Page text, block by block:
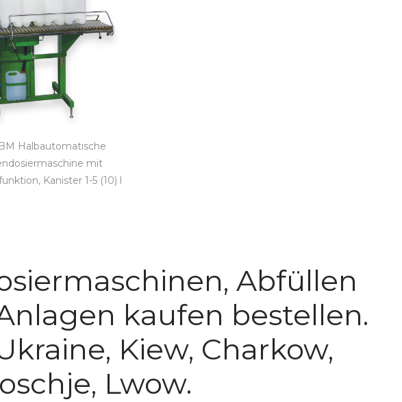
Halbautomatische
mit
Kanister 1-5 (10) l
Abfüllen
kaufen bestellen.
Kiew, Charkow,
Lwow.